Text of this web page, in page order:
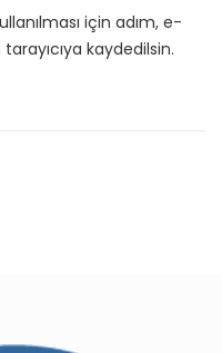
için adım, e-
kaydedilsin.